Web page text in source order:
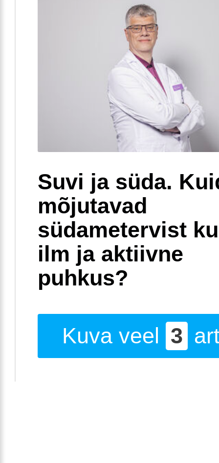
Suvi ja süda.
mõjutavad
südametervist
ilm ja aktiivne
puhkus?
Kuva veel 3